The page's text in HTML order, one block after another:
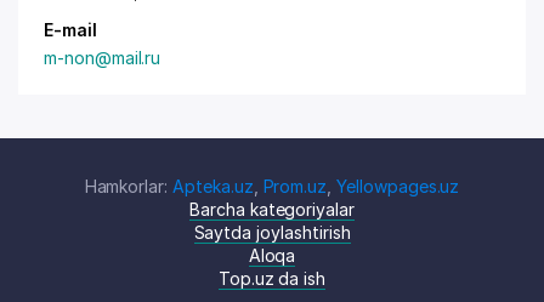
E-mail
m-non@mail.ru
Hamkorlar: Apteka.uz Prom.uz ,Yellowpages.uz
Barcha kategoriyalar
Saytda joylashtirish
Aloqa
Top.uz da ish